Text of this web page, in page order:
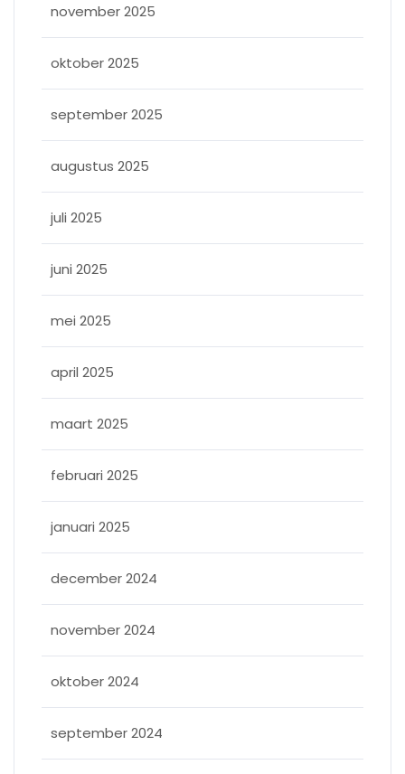
november 2025
oktober 2025
september 2025
augustus 2025
juli 2025
juni 2025
mei 2025
april 2025
maart 2025
februari 2025
januari 2025
december 2024
november 2024
oktober 2024
september 2024